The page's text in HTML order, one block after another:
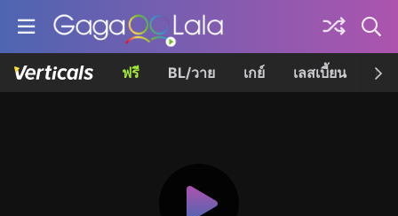
ฟรี BL/วาย เกย์ เลสเบี้ยน เค